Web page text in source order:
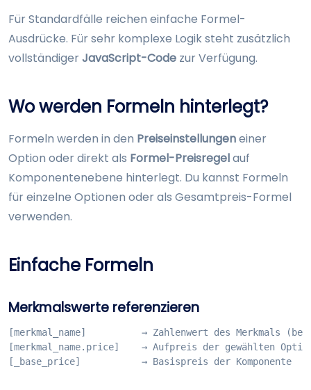
Für Standardfälle reichen einfache Formel-
Ausdrücke. Für sehr komplexe Logik steht zusätzlich
vollständigerJavaScript-Code zur Verfügung.
Wo werden Formeln hinterlegt?
Formeln werden in den Preiseinstellungeneiner
Option oder direkt als Formel-Preisregelauf
Komponentenebene hinterlegt. Du kannst Formeln
für einzelne Optionen oder als Gesamtpreis-Formel
verwenden.
Einfache Formeln
Merkmalswerte referenzieren
[merkmal_name]          → Zahlenwert des Merkmals
[merkmal_name.price]    → Aufpreis der gewählten
[_base_price]           → Basispreis der Komponente